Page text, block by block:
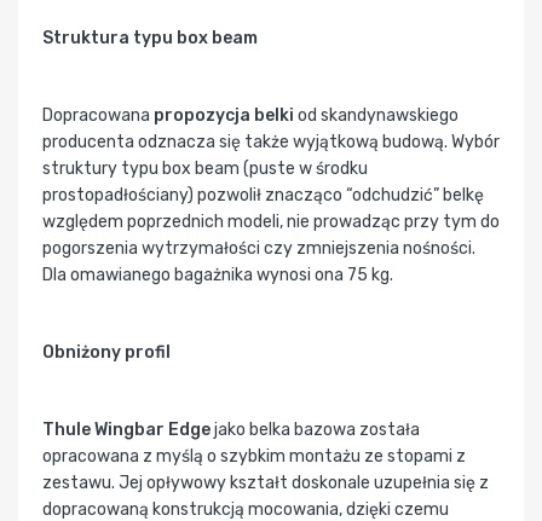
Struktura typu box beam
Dopracowana propozycja belki od skandynawskiego
producenta odznacza się także wyjątkową budową. Wybór
struktury typu box beam (puste w środku
prostopadłościany) pozwolił znacząco “odchudzić” belkę
względem poprzednich modeli, nie prowadząc przy tym do
pogorszenia wytrzymałości czy zmniejszenia nośności.
Dla omawianego bagażnika wynosi ona 75 kg.
Obniżony profil
Thule Wingbar Edgejako belka bazowa została
opracowana z myślą o szybkim montażu ze stopami z
zestawu. Jej opływowy kształt doskonale uzupełnia się z
dopracowaną konstrukcją mocowania, dzięki czemu